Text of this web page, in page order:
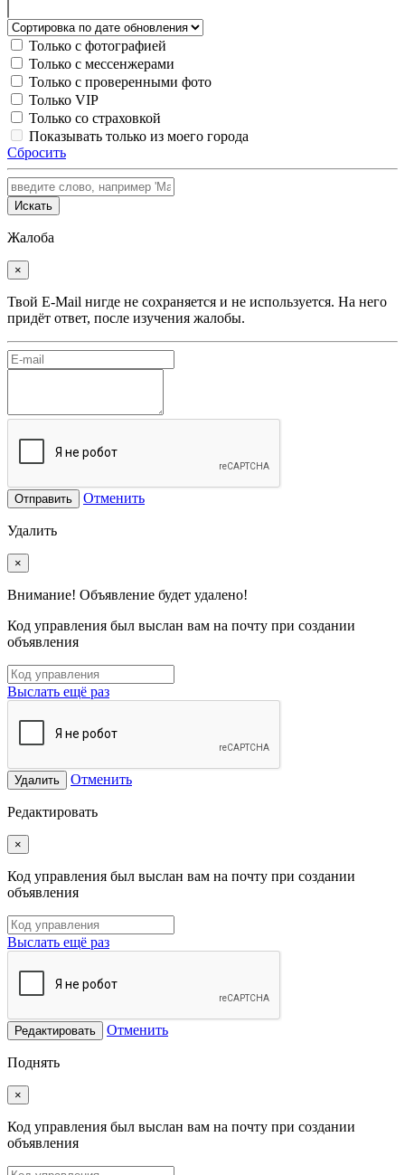
Только с фотографией
Только с мессенжерами
Только с проверенными фото
Только VIP
Только со страховкой
Показывать только из моего города
Сбросить
Искать
Жалоба
×
Твой E-Mail нигде не сохраняется и не используется. На него
придёт ответ, после изучения жалобы.
Отправить Отменить
Удалить
×
Внимание! Объявление будет удалено!
Код управления был выслан вам на почту при создании
объявления
Выслать ещё раз
Удалить Отменить
Редактировать
×
Код управления был выслан вам на почту при создании
объявления
Выслать ещё раз
Редактировать Отменить
Поднять
×
Код управления был выслан вам на почту при создании
объявления